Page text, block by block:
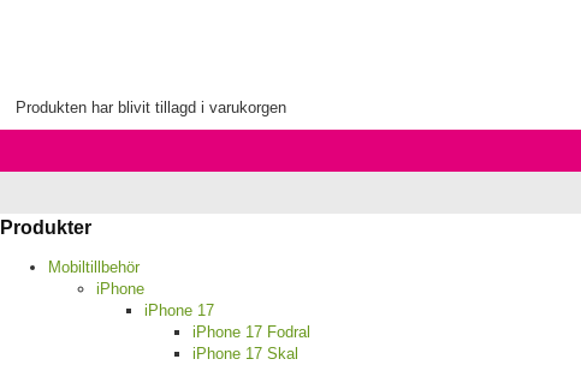
Produkten har blivit tillagd i varukorgen
Produkter
Mobiltillbehör
iPhone
iPhone 17
iPhone 17 Fodral
iPhone 17 Skal